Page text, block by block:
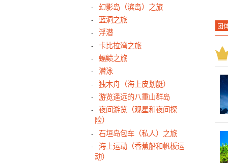
幻影岛（滨岛）之旅
蓝洞之旅
浮潜
卡比拉湾之旅
蝠鲼之旅
潜泳
独木舟（海上皮划艇）
游览遥远的八重山群岛
夜间游览（观星和夜间探
险）
石垣岛包车（私人）之旅
海上运动（香蕉船和帆板运
动）
团
活
行
半
室
棒
带